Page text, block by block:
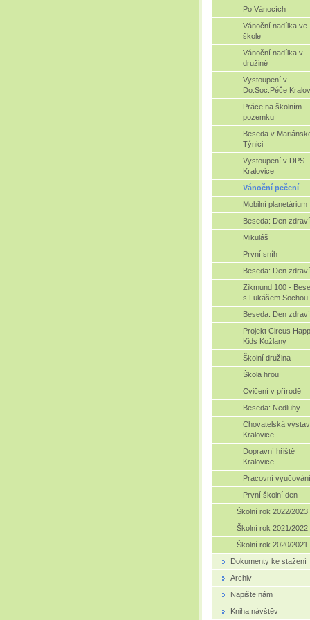
Po Vánocích
Vánoční nadílka ve
škole
Vánoční nadílka v
družině
Vystoupení v
Do.Soc.Péče
Práce na školním
pozemku
Beseda v
Týnici
Vystoupení v DPS
Kralovice
Vánoční pečení
Mobilní planetárium
Beseda: Den zdraví
Mikuláš
První sníh
Beseda: Den
Zikmund 100 -
s Lukášem Sochou
Beseda: Den
Projekt Circus
Kids Kožlany
Školní družina
Škola hrou
Cvičení v přírodě
Beseda: Nedluhy
Chovatelská
Kralovice
Dopravní hřiště
Kralovice
Pracovní vyučování
První školní den
Školní rok 2022/2023
Školní rok 2021/2022
Školní rok 2020/2021
Dokumenty ke stažení
Archiv
Napište nám
Kniha návštěv